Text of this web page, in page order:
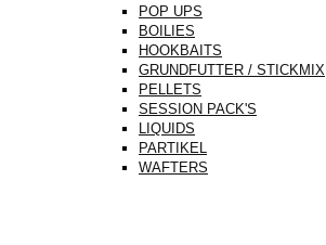
POP UPS
BOILIES
HOOKBAITS
GRUNDFUTTER / STICKMIX
PELLETS
SESSION PACK'S
LIQUIDS
PARTIKEL
WAFTERS